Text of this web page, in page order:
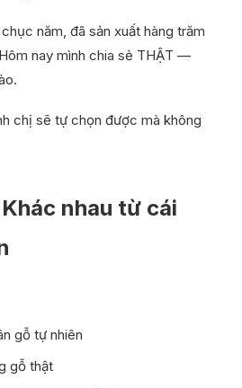
năm, đã sản xuất hàng trăm
nay mình chia sẻ THẬT —
chị sẽ tự chọn được mà không
nhau từ cái
gỗ tự nhiên
gỗ thật